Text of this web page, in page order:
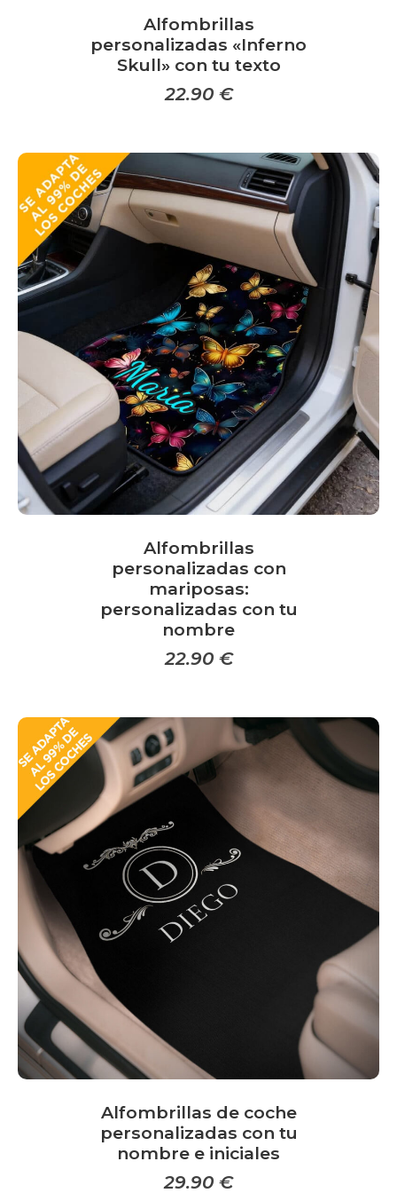
Alfombrillas
personalizadas «Inferno
Skull» con tu texto
22.90 €
producto
tiene
múltiples
variantes.
opciones
se
pueden
elegir
en
la
página
de
producto
Alfombrillas
personalizadas con
mariposas:
personalizadas con tu
nombre
22.90 €
producto
tiene
múltiples
variantes.
Las
opciones
pueden
elegir
en
Alfombrillas de coche
personalizadas con tu
nombre e iniciales
29.90 €